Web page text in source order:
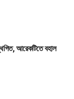
আরেকটিতে বহাল